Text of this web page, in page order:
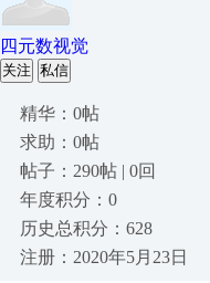
四元数视觉
关注 私信
精华：0帖
求助：0帖
帖子：290帖 | 0回
年度积分：0
历史总积分：628
注册：2020年5月23日